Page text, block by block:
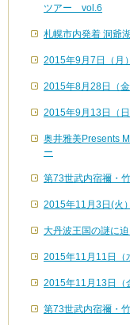
ツアー vol.6
札幌市内発着 洞爺
2015年9月7日（月
2015年8月28日（
2015年9月13日（
奥井雅美Presents
ー
第73世武内宿禰・
2015年11月3日(火
大丹波王国の謎に
2015年11月11日
2015年11月13日
第73世武内宿禰・